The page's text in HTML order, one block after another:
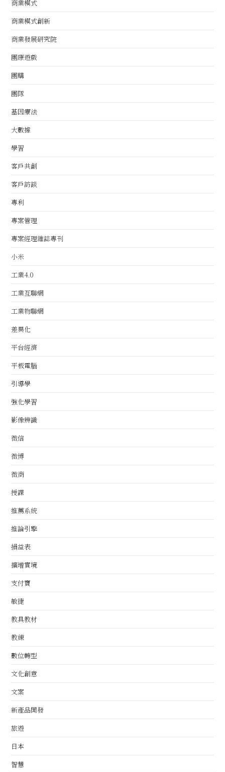
商業模式
商業模式創新
商業發展研究院
團康遊戲
團購
團隊
基因療法
大數據
學習
客戶共創
客戶訪談
專利
專案管理
專案經理雜誌專刊
小米
工業4.0
工業互聯網
工業物聯網
差異化
平台經濟
平板電腦
引導學
強化學習
影像辨識
微信
微博
微商
授課
推薦系統
推論引擎
損益表
擴增實境
支付寶
敏捷
教具教材
教練
數位轉型
文化創意
文案
新產品開發
旅遊
日本
智慧